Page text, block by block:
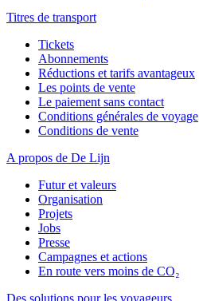
Titres de transport
Tickets
Abonnements
Réductions et tarifs avantageux
Les points de vente
Le paiement sans contact
Conditions générales de voyage
Conditions de vente
A propos de De Lijn
Futur et valeurs
Organisation
Projets
Jobs
Presse
Campagnes et actions
En route vers moins de CO₂
Des solutions pour les voyageurs